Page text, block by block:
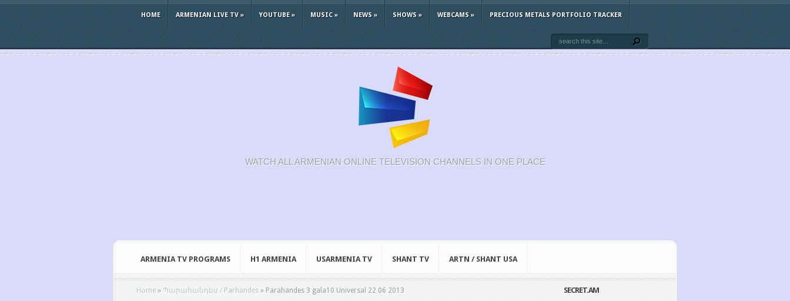
HOME ARMENIAN LIVE TV» YOUTUBE» MUSIC» NEWS » SHOWS » WEBCAMS » PRECIOUS METALS PORTFOLIO TRACKER
WATCH ALL ARMENIAN ONLINE TELEVISION CHANNELS IN ONE PLACE
ARMENIA TV PROGRAMS H1 ARMENIA USARMENIA TV SHANT TV ARTN / SHANT USA
Home » Պարահանդես / Parhandes » Parahandes 3 gala10 Universal 22 06 2013 SECRET.AM